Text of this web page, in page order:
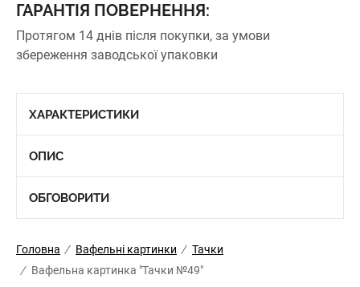
ГАРАНТІЯ ПОВЕРНЕННЯ:
Протягом 14 днів після покупки, за умови
збереження заводської упаковки
ХАРАКТЕРИСТИКИ
ОПИС
ОБГОВОРИТИ
Головна / Вафельні картинки / Тачки
/ Вафельна картинка "Тачки №49"